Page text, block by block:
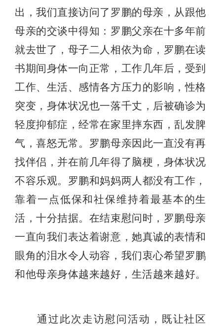
出，我们直接访问了罗鹏的母亲，从跟他
母亲的交谈中得知：罗鹏父亲在十多年前
就去世了，母子二人相依为命，罗鹏在读
书期间身体一向正常，工作几年后，受到
工作、生活、感情各方压力的影响，性格
突变，身体状况也一落千丈，后被确诊为
轻度抑郁症，经常在家里摔东西，乱发脾
气，喜怒无常。罗鹏母亲因此一直没有再
找伴侣，并在前几年得了脑梗，身体状况
不容乐观。罗鹏和妈妈两人都没有工作，
靠着一点低保和社保维持着最基本的生
活，十分拮据。在结束慰问时，罗鹏母亲
一直向我们表达着谢意，她真诚的表情和
眼角的泪水令人动容，我们衷心希望罗鹏
和他母亲身体越来越好，生活越来越好。
通过此次走访慰问活动，既让社区